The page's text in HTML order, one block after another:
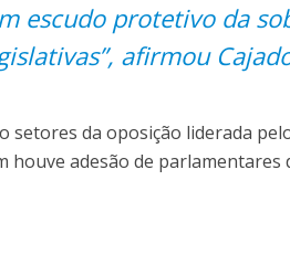
escudo protetivo da
afirmou
da oposição liderada
adesão de parlamentares